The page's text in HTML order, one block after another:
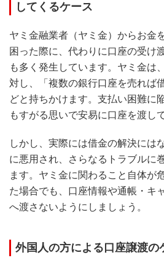
してくるケース
ヤミ金融業者（ヤミ金）からお金
困った際に、代わりに口座の受け
も多く発生しています。ヤミ金は
対し、「複数の銀行口座を売れば
どと持ちかけます。支払い困難に
もすがる思いで安易に口座を渡し
しかし、実際には借金の解決には
に悪用され、さらなるトラブルに
ます。ヤミ金に関わること自体が
た場合でも、口座情報や通帳・キ
へ渡さないようにしましょう。
外国人の方による口座譲渡の